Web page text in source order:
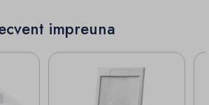
impreuna